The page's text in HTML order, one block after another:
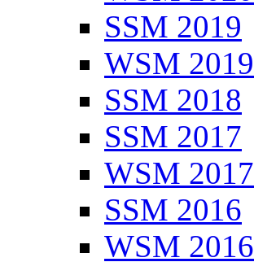
SSM 2019
WSM 2019
SSM 2018
SSM 2017
WSM 2017
SSM 2016
WSM 2016